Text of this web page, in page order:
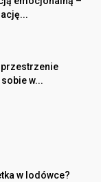
przestrzenie
w...
w lodówce?